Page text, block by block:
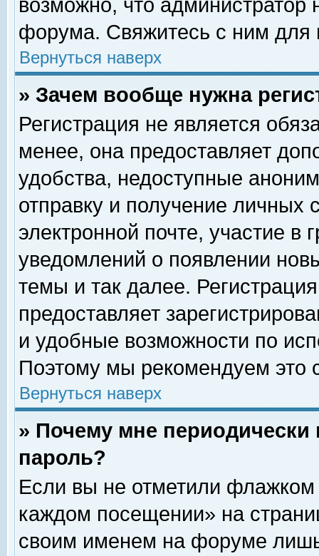
возможно, что
форума. Свяжитесь с ним для
Вернуться наверх
» Зачем вообще нужна
Регистрация не является
менее, она предоставляет
удобства, недоступные
отправку и получение личных
электронной почте, участие в
уведомлений о появлении
темы и так далее.
предоставляет
и удобные возможности по
Поэтому мы рекомендуем это
Вернуться наверх
» Почему мне
пароль?
Если вы не отметили флажком
каждом посещении» на
своим именем на форуме